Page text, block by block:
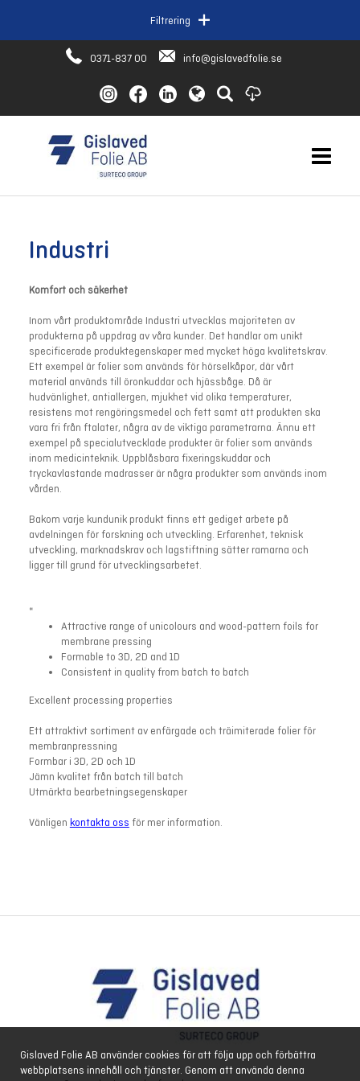
Gislaved Folie AB använder cookies för att följa upp och förbättra
webbplatsens innehåll och tjänster. Genom att använda denna
0371-837 00 info@gislavedfolie.se
Industri
Komfort och säkerhet
Inom vårt produktområde Industri utvecklas majoriteten av
produkterna på uppdrag av våra kunder. Det handlar om unikt
specificerade produktegenskaper med mycket höga kvalitetskrav.
Ett exempel är folier som används för hörselkåpor, där vårt
material används till öronkuddar och hjässbåge. Då är
hudvänlighet, antiallergen, mjukhet vid olika temperaturer,
resistens mot rengöringsmedel och fett samt att produkten ska
vara fri från ftalater, några av de viktiga parametrarna. Ännu ett
exempel på specialutvecklade produkter är folier som används
inom medicinteknik. Uppblåsbara fixeringskuddar och
tryckavlastande madrasser är några produkter som används inom
vården.
Bakom varje kundunik produkt finns ett gediget arbete på
avdelningen för forskning och utveckling. Erfarenhet, teknisk
utveckling, marknadskrav och lagstiftning sätter ramarna och
ligger till grund för utvecklingsarbetet.
*
Attractive range of unicolours and wood-pattern foils for
membrane pressing
Formable to 3D, 2D and 1D
Consistent in quality from batch to batch
Excellent processing properties
Ett attraktivt sortiment av enfärgade och träimiterade folier för
membranpressning
Formbar i 3D, 2D och 1D
Jämn kvalitet från batch till batch
Utmärkta bearbetningsegenskaper
Vänligen kontakta oss för mer information.
Filtrering